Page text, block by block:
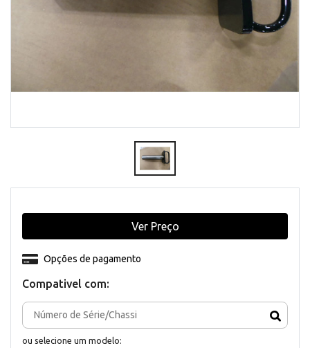
Compativel com:
ou selecione um modelo:
Opções de pagamento
Ver Preço